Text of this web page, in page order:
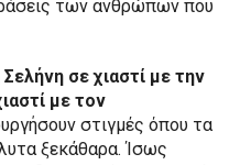
των ανθρώπων που
Σελήνη σε χιαστί με την
με τον
στιγμές όπου τα
ξεκάθαρα. Ίσως